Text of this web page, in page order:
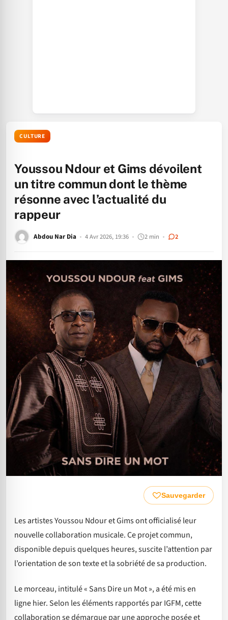
CULTURE
Youssou Ndour et Gims dévoilent
un titre commun dont le thème
résonne avec l’actualité du
rappeur
Abdou Nar Dia 4 Avr 2026, 19:36 2 min 2
Sauvegarder
Les artistes Youssou Ndour et Gims ont officialisé leur
nouvelle collaboration musicale. Ce projet commun,
disponible depuis quelques heures, suscite l’attention par
l’orientation de son texte et la sobriété de sa production.
Le morceau, intitulé « Sans Dire un Mot », a été mis en
ligne hier. Selon les éléments rapportés par IGFM, cette
collaboration se démarque par une approche posée et